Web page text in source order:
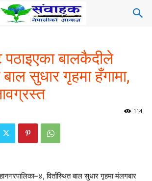
पठाइएका बालकैदीले
सुधार गृहमा हँगामा,
114
विर्तास्थित बाल सुधार गृहमा मंलगबार